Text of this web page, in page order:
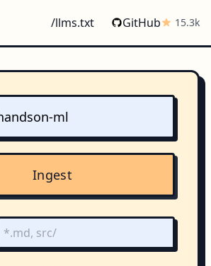
/llms.txt GitHub 15.3k
Ingest